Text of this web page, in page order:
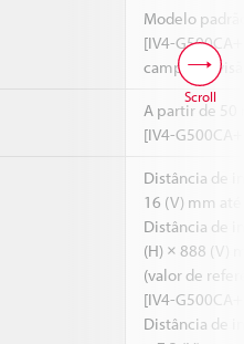
Modelo
[IV4-
campo de
A partir de 50
[IV4-
Distância de
16 (V) mm até
Distância de
(H) × 888 (V)
(valor de
[IV4-
Distância de
Scroll